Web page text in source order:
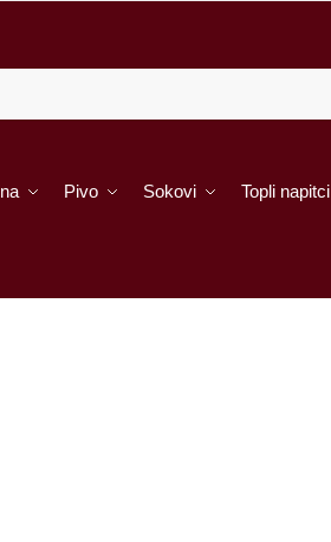
Pivo Sokovi Topli napitci